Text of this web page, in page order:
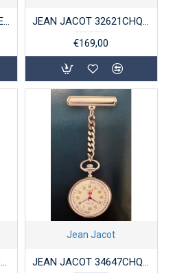
JEAN JACOT 3008PL VERGULD STALEN HORLOGEKETTING POLI
JEAN JACOT 32621CHQW1 STALEN ZAKHORLOGE
€169,00
JEAN JACOT 34605PLQ1 VERGULD STALEN VERPLEEGSTERHORLOGE
Jean Jacot
JEAN JACOT 34647CHQW1 STALEN VERPLEEGSTERHORLOGE